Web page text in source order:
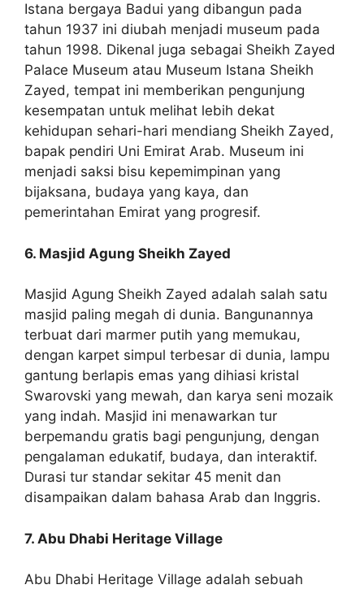
Istana bergaya Badui yang dibangun pada
tahun 1937 ini diubah menjadi museum pada
tahun 1998. Dikenal juga sebagai Sheikh Zayed
Palace Museum atau Museum Istana Sheikh
Zayed, tempat ini memberikan pengunjung
kesempatan untuk melihat lebih dekat
kehidupan sehari-hari mendiang Sheikh Zayed,
bapak pendiri Uni Emirat Arab. Museum ini
menjadi saksi bisu kepemimpinan yang
bijaksana, budaya yang kaya, dan
pemerintahan Emirat yang progresif.
6. Masjid Agung Sheikh Zayed
Masjid Agung Sheikh Zayed adalah salah satu
masjid paling megah di dunia. Bangunannya
terbuat dari marmer putih yang memukau,
dengan karpet simpul terbesar di dunia, lampu
gantung berlapis emas yang dihiasi kristal
Swarovski yang mewah, dan karya seni mozaik
yang indah. Masjid ini menawarkan tur
berpemandu gratis bagi pengunjung, dengan
pengalaman edukatif, budaya, dan interaktif.
Durasi tur standar sekitar 45 menit dan
disampaikan dalam bahasa Arab dan Inggris.
7. Abu Dhabi Heritage Village
Abu Dhabi Heritage Village adalah sebuah